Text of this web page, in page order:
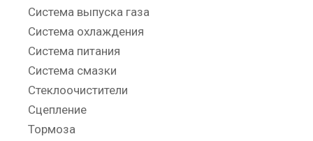
Система выпуска газа
Система охлаждения
Система питания
Система смазки
Стеклоочистители
Сцепление
Тормоза